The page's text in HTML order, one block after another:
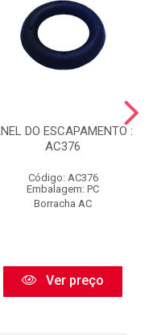
DO ESCAPAMENTO :
AC376
Código: AC376
Embalagem: PC
Borracha AC
Ver preço